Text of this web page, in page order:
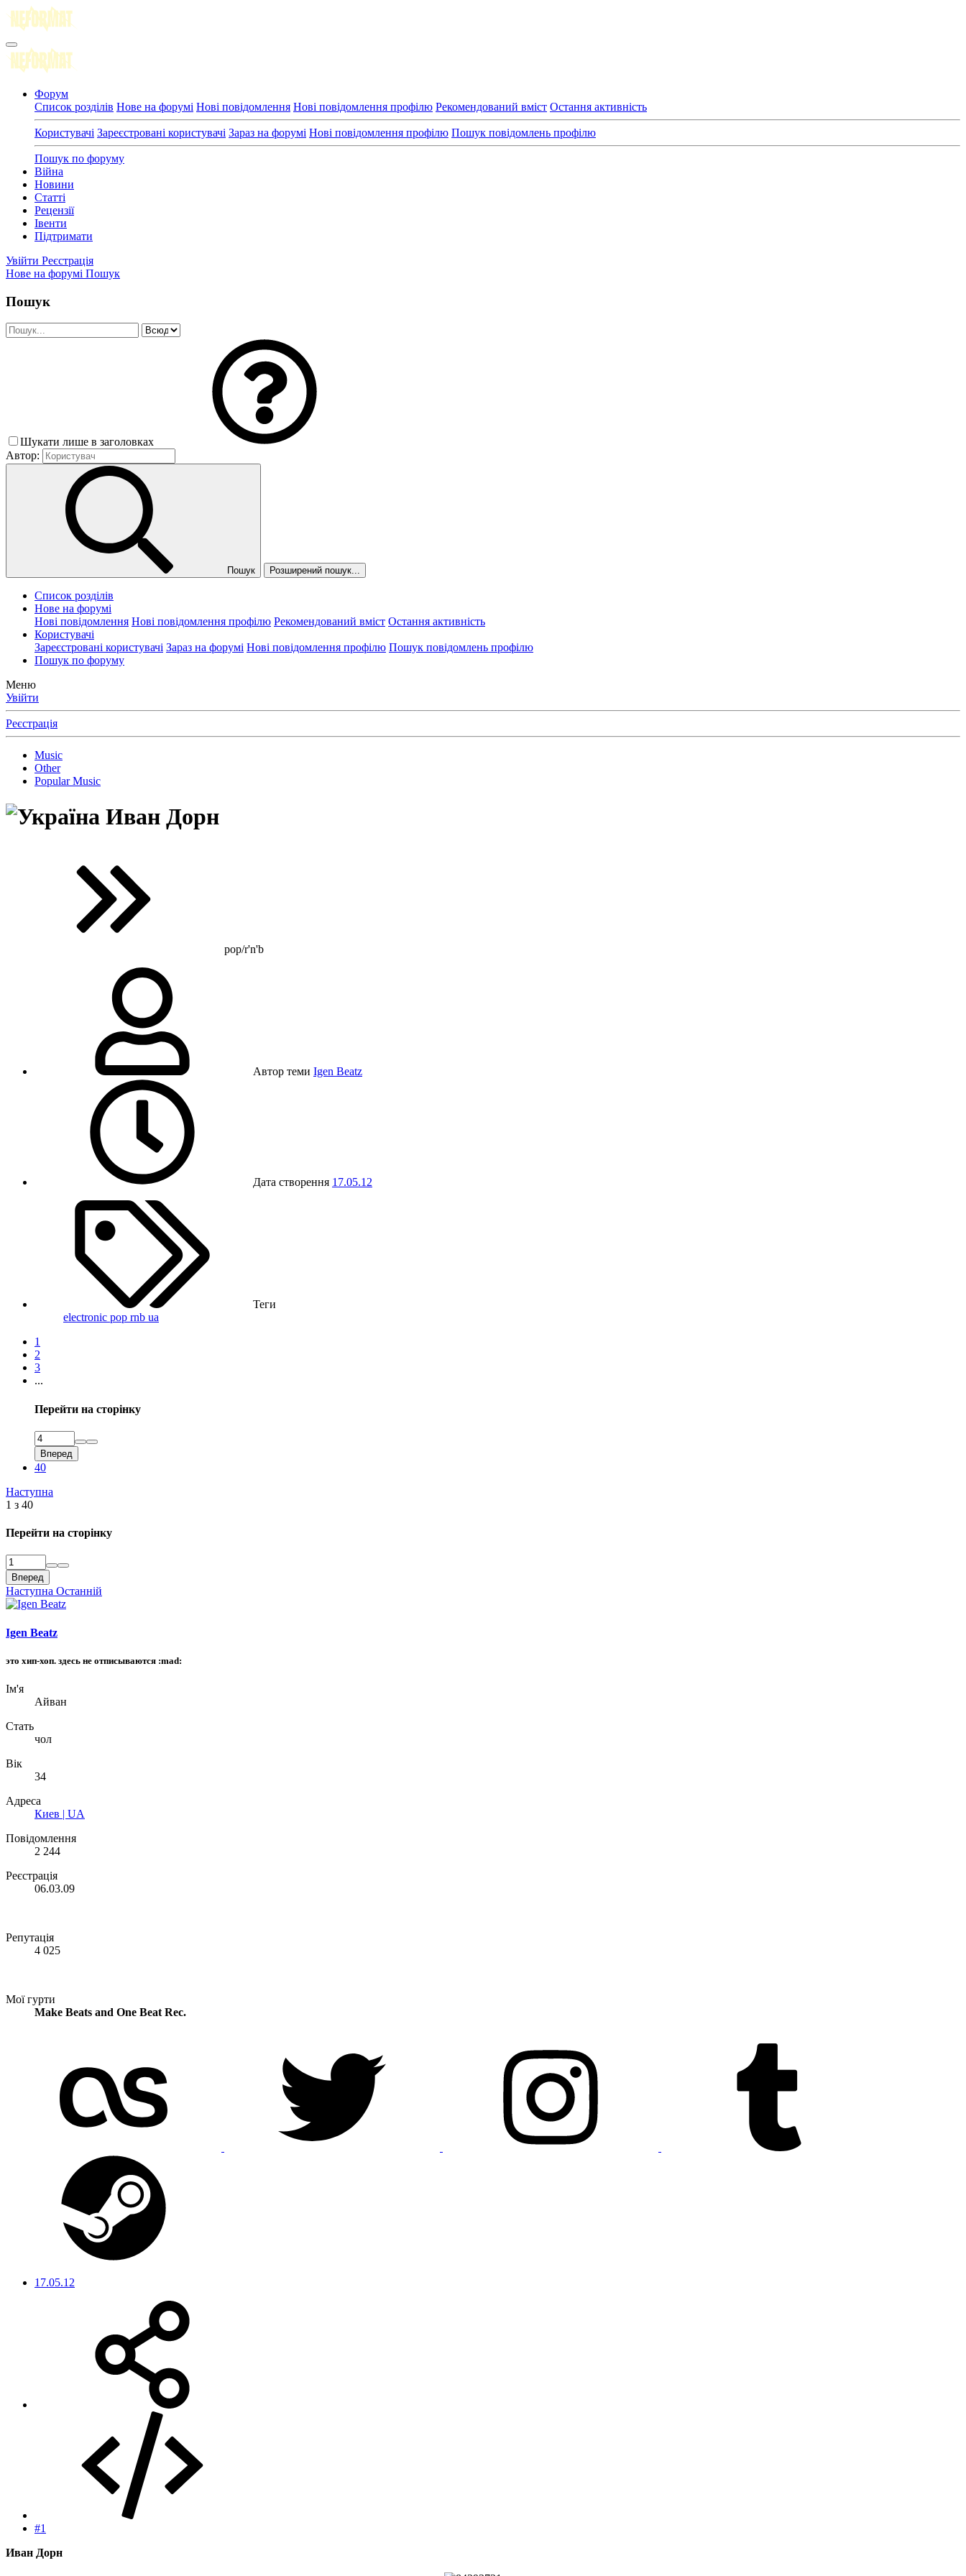
Форум
Список розділів Нове на форумі Нові повідомлення Нові повідомлення профілю Рекомендований вміст Остання активність
Користувачі Зареєстровані користувачі Зараз на форумі Нові повідомлення профілю Пошук повідомлень профілю
Пошук по форуму
Війна
Новини
Статті
Рецензії
Івенти
Підтримати
Увійти Реєстрація
Нове на форумі Пошук
Пошук
Шукати лише в заголовках
Автор:
Пошук Розширений пошук...
Список розділів
Нове на форумі
Нові повідомлення Нові повідомлення профілю Рекомендований вміст Остання активність
Користувачі
Зареєстровані користувачі Зараз на форумі Нові повідомлення профілю Пошук повідомлень профілю
Пошук по форуму
Меню
Увійти
Реєстрація
Music
Other
Popular Music
Иван Дорн
pop/r'n'b
Автор теми Igen Beatz
Дата створення 17.05.12
Теги
electronic pop rnb ua
1
2
3
...
Перейти на сторінку
Вперед
40
Наступна
1 з 40
Перейти на сторінку
Вперед
Наступна Останній
Igen Beatz
это хип-хоп. здесь не отписываются :mad:
Ім'я
Айван
Стать
чол
Вік
34
Адреса
Киев | UA
Повідомлення
2 244
Реєстрація
06.03.09
Репутація
4 025
Мої гурти
Make Beats and One Beat Rec.
17.05.12
#1
Иван Дорн